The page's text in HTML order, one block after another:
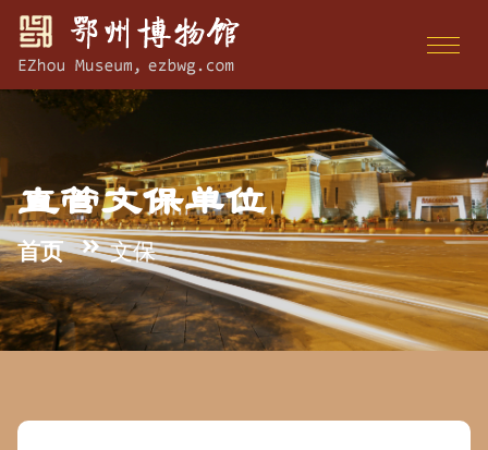
直管文保单位
首页 文保